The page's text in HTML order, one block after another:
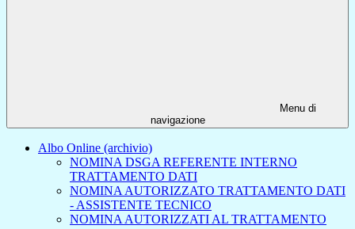
Menu di
navigazione
Albo Online (archivio)
NOMINA DSGA REFERENTE INTERNO
TRATTAMENTO DATI
NOMINA AUTORIZZATO TRATTAMENTO DATI
- ASSISTENTE TECNICO
NOMINA AUTORIZZATI AL TRATTAMENTO